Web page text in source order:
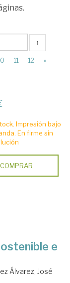
↑
11 12 »
Impresión bajo
En firme sin
COMPRAR
e
Álvarez, José